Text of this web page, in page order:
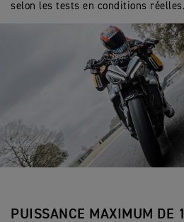
selon les tests en conditions réelles.
PUISSANCE MAXIMUM DE